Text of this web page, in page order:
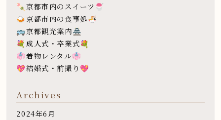
🍡京都市内のスイーツ🍧
🍛京都市内の食事処🍜
🚌京都観光案内🏯
💐成人式・卒業式💐
👘着物レンタル👘
💖結婚式・前撮り💖
Archives
2024年6月